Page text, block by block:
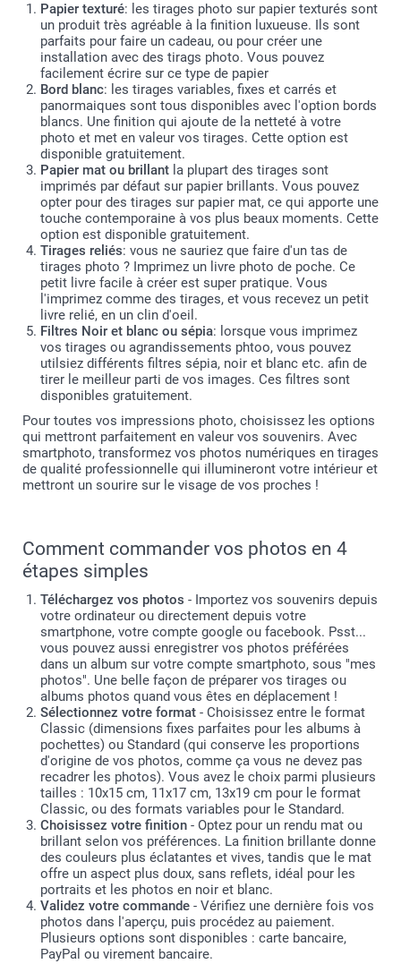
Papier texturé: les tirages photo sur papier texturés sont
un produit très agréable à la finition luxueuse. Ils sont
parfaits pour faire un cadeau, ou pour créer une
installation avec des tirags photo. Vous pouvez
facilement écrire sur ce type de papier
Bord blanc: les tirages variables, fixes et carrés et
panormaiques sont tous disponibles avec l'option bords
blancs. Une finition qui ajoute de la netteté à votre
photo et met en valeur vos tirages. Cette option est
disponible gratuitement.
Papier mat ou brillant la plupart des tirages sont
imprimés par défaut sur papier brillants. Vous pouvez
opter pour des tirages sur papier mat, ce qui apporte une
touche contemporaine à vos plus beaux moments. Cette
option est disponible gratuitement.
Tirages reliés: vous ne sauriez que faire d'un tas de
tirages photo ? Imprimez un livre photo de poche. Ce
petit livre facile à créer est super pratique. Vous
l'imprimez comme des tirages, et vous recevez un petit
livre relié, en un clin d'oeil.
Filtres Noir et blanc ou sépia: lorsque vous imprimez
vos tirages ou agrandissements phtoo, vous pouvez
utilsiez différents filtres sépia, noir et blanc etc. afin de
tirer le meilleur parti de vos images. Ces filtres sont
disponibles gratuitement.
Pour toutes vos impressions photo, choisissez les options
qui mettront parfaitement en valeur vos souvenirs. Avec
smartphoto, transformez vos photos numériques en tirages
de qualité professionnelle qui illumineront votre intérieur et
mettront un sourire sur le visage de vos proches !
Comment commander vos photos en 4
étapes simples
Téléchargez vos photos - Importez vos souvenirs depuis
votre ordinateur ou directement depuis votre
smartphone, votre compte google ou facebook. Psst...
vous pouvez aussi enregistrer vos photos préférées
dans un album sur votre compte smartphoto, sous "mes
photos". Une belle façon de préparer vos tirages ou
albums photos quand vous êtes en déplacement !
Sélectionnez votre format - Choisissez entre le format
Classic (dimensions fixes parfaites pour les albums à
pochettes) ou Standard (qui conserve les proportions
d'origine de vos photos, comme ça vous ne devez pas
recadrer les photos). Vous avez le choix parmi plusieurs
tailles : 10x15 cm, 11x17 cm, 13x19 cm pour le format
Classic, ou des formats variables pour le Standard.
Choisissez votre finition - Optez pour un rendu mat ou
brillant selon vos préférences. La finition brillante donne
des couleurs plus éclatantes et vives, tandis que le mat
offre un aspect plus doux, sans reflets, idéal pour les
portraits et les photos en noir et blanc.
Validez votre commande - Vérifiez une dernière fois vos
photos dans l'aperçu, puis procédez au paiement.
Plusieurs options sont disponibles : carte bancaire,
PayPal ou virement bancaire.